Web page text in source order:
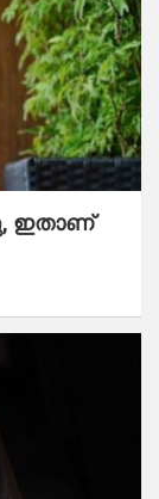
ഇതാണ്